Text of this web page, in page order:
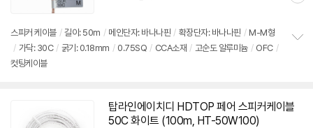
스피커 케이블 / 길이: 50m / 메인단자: 바나나핀 / 확장단자: 바나나핀 / M-M형
/ 가닥: 30C / 굵기: 0.18mm / 0.75SQ / CCA소재 / 고순도 알루미늄 / OFC /
컷팅케이블
탑라인에이치디 HDTOP 페어 스피커케이블
50C화이트 (100m, HT-50W100)